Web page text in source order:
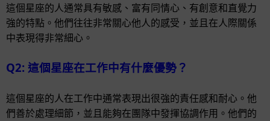
這個星座的人通常具有敏感、富有同情心、有創意和直覺力
強的特點。他們往往非常關心他人的感受，並且在人際關係
中表現得非常細心。
Q2: 這個星座在工作中有什麼優勢？
這個星座的人在工作中通常表現出很強的責任感和耐心。他
們善於處理細節，並且能夠在團隊中發揮協調作用。他們的